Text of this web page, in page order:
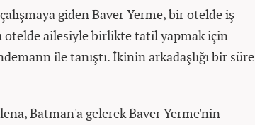
giden Baver Yerme, bir otelde iş
otelde ailesiyle birlikte tatil yapmak için
ile tanıştı. İkinin arkadaşlığı bir süre
Batman'a gelerek Baver Yerme'nin